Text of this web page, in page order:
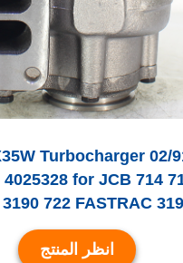
Turbocharger 02/
4025328 for JCB 714
722 FASTRAC
انظر المنتج